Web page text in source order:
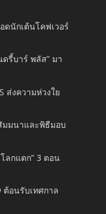
ดนักเต้นโคฟเวอร์
รี้บาร์ พลัส” มา
ส่งความห่วงใย
มมนาและพิธีมอบ
ลกแตก” 3 ตอน
ต้อนรับเทศกาล